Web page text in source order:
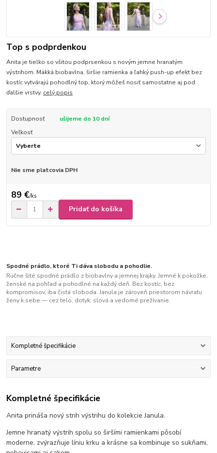
Top s podprdenkou
Anita je tielko so všitou podprsenkou s novým jemne hranatým
výstrihom. Mäkká biobavlna, širšie ramienka a ľahký push-up efekt bez
kostíc vytvárajú pohodlný top, ktorý môžeš nosiť samostatne aj pod
ďalšie vrstvy. celý popis
Dostupnosť
ušijeme do 10 dní
Veľkosť
Nie sme platcovia DPH
89 €/ks
Pridať do košíka
Spodné prádlo, ktoré Ti dáva slobodu a pohodlie.
Ručne šité spodné prádlo z biobavlny a jemnej krajky. Jemné k pokožke,
ženské na pohľad a pohodlné na každý deň. Bez kostíc, bez
kompromisov, iba čistá sloboda. Janula je zároveň priestorom návratu
ženy k sebe — cez telo, dotyk, slová a vedomé prežívanie.
Kompletné špecifikácie
Parametre
Kompletné špecifikácie
Anita prináša nový strih výstrihu do kolekcie Janula.
Jemne hranatý výstrih spolu so širšími ramienkami pôsobí
moderne, zvýrazňuje líniu krku a krásne sa kombinuje so sukňami,